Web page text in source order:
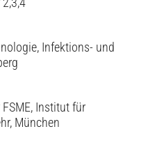
Infektions- und
Institut für
München